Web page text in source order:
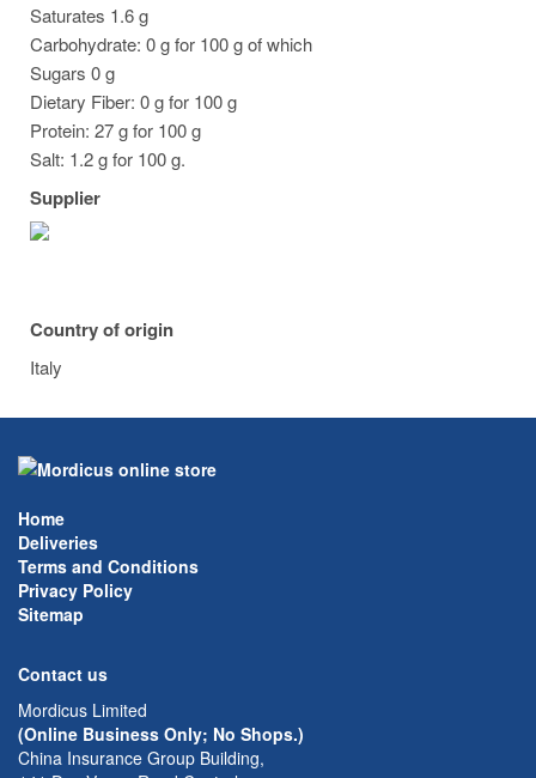
Saturates 1.6 g
Carbohydrate: 0 g for 100 g of which
Sugars 0 g
Dietary Fiber: 0 g for 100 g
Protein: 27 g for 100 g
Salt: 1.2 g for 100 g.
Supplier
Country of origin
Italy
Home
Deliveries
Terms and Conditions
Privacy Policy
Sitemap
Contact us
Mordicus Limited
(Online Business Only; No Shops.)
China Insurance Group Building,